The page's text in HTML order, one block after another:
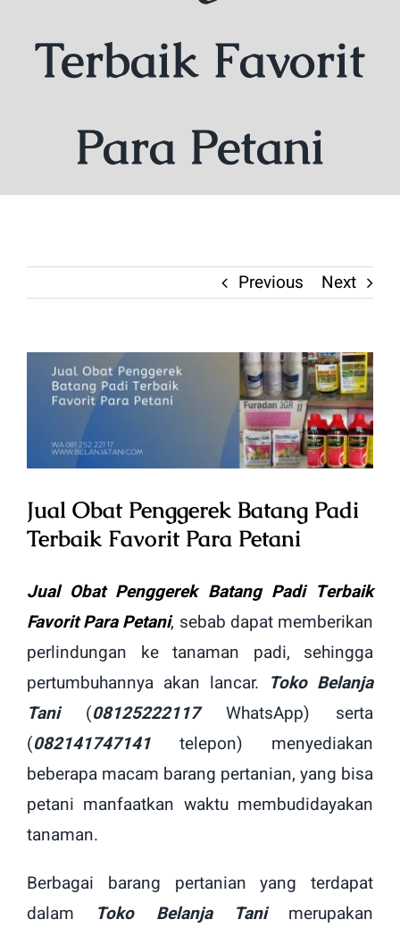
Terbaik Favorit
Para Petani
Previous Next
View
Larger
Jual Obat Penggerek Batang Padi
Terbaik Favorit Para Petani
Jual Obat Penggerek Batang Padi Terbaik
Favorit Para Petani, sebab dapat memberikan
perlindungan ke tanaman padi, sehingga
pertumbuhannya akan lancar. Toko Belanja
Tani(08125222117
WhatsApp) serta
(082141747141
telepon) menyediakan
beberapa macam barang pertanian, yang bisa
petani manfaatkan waktu membudidayakan
tanaman.
Berbagai barang pertanian yang terdapat
dalam Toko Belanja Tanimerupakan